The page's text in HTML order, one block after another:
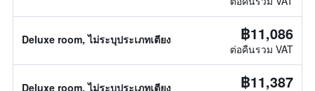
Deluxe room, ไม่ระบุประเภทเตียง ฿11,086
ต่อคืนรวม VAT
Deluxe room, ไม่ระบุประเภทเตียง ฿11,387